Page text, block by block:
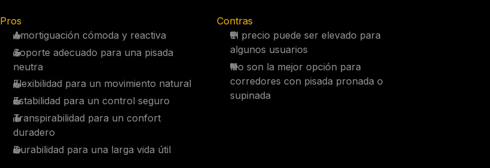
Pros
Amortiguación cómoda y reactiva
Soporte adecuado para una pisada
neutra
Flexibilidad para un movimiento natural
Estabilidad para un control seguro
Transpirabilidad para un confort
duradero
Durabilidad para una larga vida útil
Contras
El precio puede ser elevado para
algunos usuarios
No son la mejor opción para
corredores con pisada pronada o
supinada